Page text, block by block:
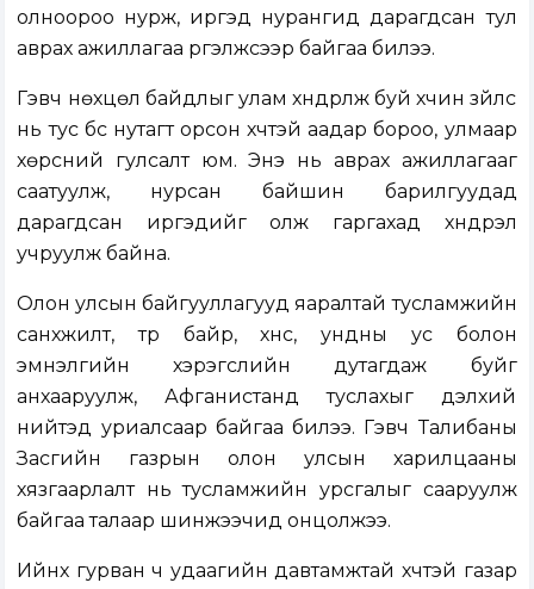
олноороо нурж, иргэд нурангид дарагдсан тул
аврах ажиллагаа үргэлжсээр байгаа билээ.
Гэвч нөхцөл байдлыг улам хүндрүүлж буй хүчин зүйлс
нь тус бүс нутагт орсон хүчтэй аадар бороо, улмаар
хөрсний гулсалт юм. Энэ нь аврах ажиллагааг
саатуулж, нурсан байшин барилгуудад
дарагдсан иргэдийг олж гаргахад хүндрэл
учруулж байна.
Олон улсын байгууллагууд яаралтай тусламжийн
санхүүжилт, түр байр, хүнс, ундны ус болон
эмнэлгийн хэрэгслийн дутагдаж буйг
анхааруулж, Афганистанд туслахыг дэлхий
нийтэд уриалсаар байгаа билээ. Гэвч Талибаны
Засгийн газрын олон улсын харилцааны
хязгаарлалт нь тусламжийн урсгалыг сааруулж
байгаа талаар шинжээчид онцолжээ.
Ийнхүү гурван ч удаагийн давтамжтай хүчтэй газар